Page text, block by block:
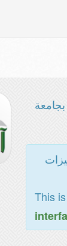
This